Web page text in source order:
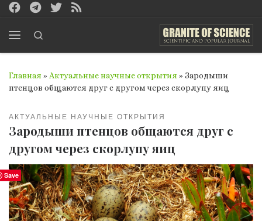
Перейти к содержимому
Главная » Актуальные научные открытия » Зародыши
птенцов общаются друг с другом через скорлупу яиц
АКТУАЛЬНЫЕ НАУЧНЫЕ ОТКРЫТИЯ
Зародыши птенцов общаются друг с
другом через скорлупу яиц
Save